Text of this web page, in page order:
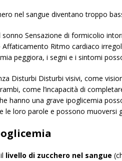
nel sangue diventano troppo
sonno Sensazione di formicolio
Affaticamento Ritmo cardiaco
peggiora, i segni e i sintomi
Disturbi Disturbi visivi, come
come l’incapacità di
hanno una grave ipoglicemia
le loro parole e possono muoversi
livello di zucchero nel sangue